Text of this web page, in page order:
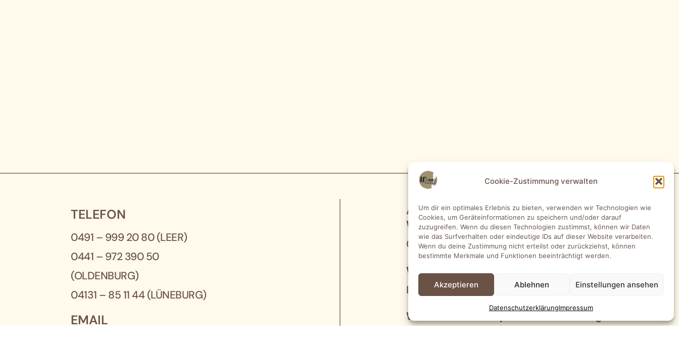
Cookie-Zustimmung verwalten
Um dir ein optimales Erlebnis zu bieten, verwenden wir Technologien wie
Cookies, um Geräteinformationen zu speichern und/oder darauf
zuzugreifen. Wenn du diesen Technologien zustimmst, können wir Daten
wie das Surfverhalten oder eindeutige IDs auf dieser Website verarbeiten.
Wenn du deine Zustimmung nicht erteilst oder zurückziehst, können
bestimmte Merkmale und Funktionen beeinträchtigt werden.
Akzeptieren Ablehnen Einstellungen ansehen
Datenschutz­erklärungImpressum
TELEFON
0491 – 999 20 80(LEER)
0441 – 972 390 50
(OLDENBURG)
04131 – 85 11 44(LÜNEBURG)
EMAIL
ADRESSEN
WEMA RaumKonzepte GmbH
Groninger Str. 78, 26789 Leer (Ostfriesland)
WEMA RaumKonzepte GmbH Oldenburg
Im Kleigrund 10, 26135 Oldenburg
WEMA RaumKonzepte GmbH Lüneburg